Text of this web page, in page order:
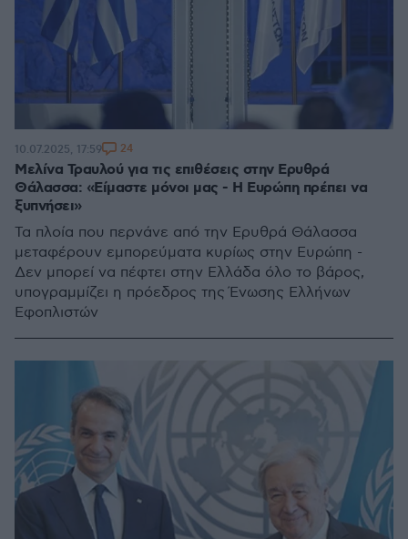
Μελίνα Τραυλού για τις επιθέσεις στην Ερυθρά
Θάλασσα: «Είμαστε μόνοι μας - Η Ευρώπη πρέπει να
ξυπνήσει»
Τα πλοία που περνάνε από την Ερυθρά Θάλασσα
μεταφέρουν εμπορεύματα κυρίως στην Ευρώπη -
Δεν μπορεί να πέφτει στην Ελλάδα όλο το βάρος,
υπογραμμίζει η πρόεδρος της Ένωσης Ελλήνων
Εφοπλιστών
10.07.2025, 17:59 24